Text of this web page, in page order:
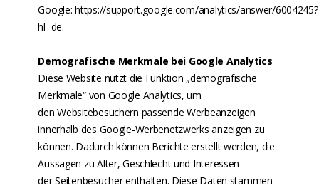
Google: https://support.google.com/analytics/answer/6004245?
hl=de.
Demografische Merkmale bei Google Analytics
Diese Website nutzt die Funktion „demografische
Merkmale“ von Google Analytics, um
den Websitebesuchern passende Werbeanzeigen
innerhalb des Google-Werbenetzwerks anzeigen zu
können. Dadurch können Berichte erstellt werden, die
Aussagen zu Alter, Geschlecht und Interessen
der Seitenbesucher enthalten. Diese Daten stammen